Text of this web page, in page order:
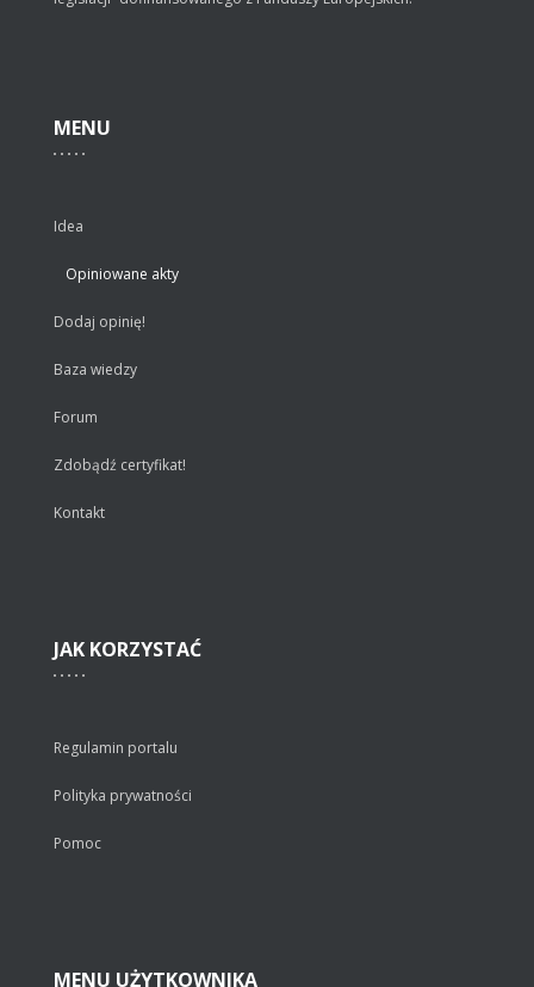
MENU
Idea
Opiniowane akty
Dodaj opinię!
Baza wiedzy
Forum
Zdobądź certyfikat!
Kontakt
JAK KORZYSTAĆ
Regulamin portalu
Polityka prywatności
Pomoc
MENU UŻYTKOWNIKA